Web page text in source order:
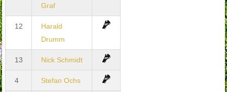
Graf
12
Harald
Drumm
13 Nick Schmidt
4 Stefan Ochs